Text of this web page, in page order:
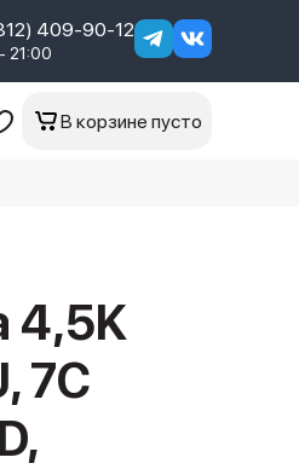
409-90-12
21:00
В корзине пусто
4,5K
7C